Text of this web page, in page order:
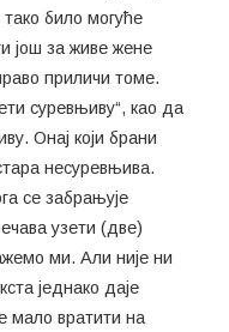
тако било могуће
још за живе жене
приличи томе.
суревњиву“, као да
Онај који брани
несуревњива.
се забрањује
узети (две)
ми. Али није ни
једнако даје
мало вратити на